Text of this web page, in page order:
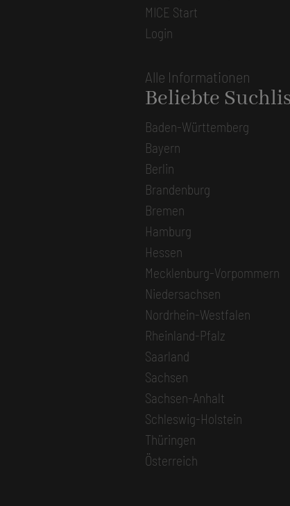
MICE Start
Login
Alle Informationen
Beliebte
Baden-Württemberg
Bayern
Berlin
Brandenburg
Bremen
Hamburg
Hessen
Mecklenburg-Vorpommern
Niedersachsen
Nordrhein-Westfalen
Rheinland-Pfalz
Saarland
Sachsen
Sachsen-Anhalt
Schleswig-Holstein
Thüringen
Österreich